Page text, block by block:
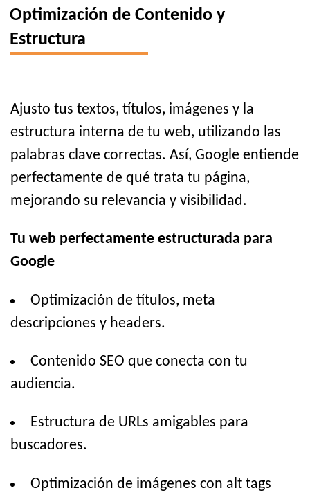
Optimización de Contenido y
Estructura
Ajusto tus textos, títulos, imágenes y la
estructura interna de tu web, utilizando las
palabras clave correctas. Así, Google entiende
perfectamente de qué trata tu página,
mejorando su relevancia y visibilidad.
Tu web perfectamente estructurada para
Google
Optimización de títulos, meta
descripciones y headers.
Contenido SEO que conecta con tu
audiencia.
Estructura de URLs amigables para
buscadores.
Optimización de imágenes con alt tags